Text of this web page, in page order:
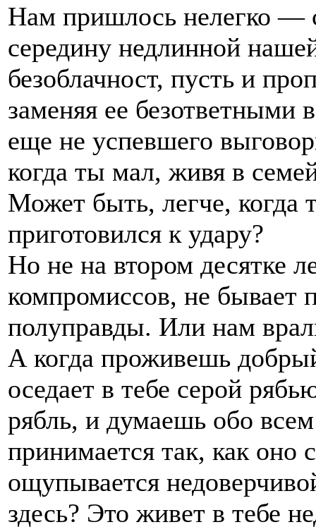
Нам пришлось нелегко —
середину недлинной
безоблачност, пусть и
заменяя ее безответными
еще не успевшего
когда ты мал, живя в
Может быть, легче, когда
приготовился к удару?
Но не на втором десятке
компромиссов, не бывает
полуправды. Или нам
А когда проживешь
оседает в тебе серой
рябль, и думаешь обо
принимается так, как оно
ощупывается
здесь? Это живет в тебе